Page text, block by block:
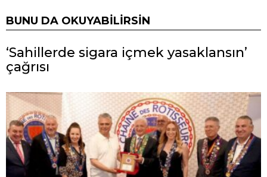
BUNU DA OKUYABILIRSIN
‘Sahillerde sigara içmek yasaklansın’
çağrısı